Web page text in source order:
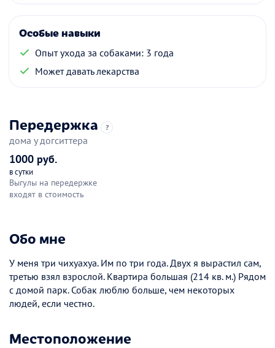
Особые навыки
Опыт ухода за собаками: 3 года
Может давать лекарства
Передержка ?
дома у догситтера
1000 руб.
в сутки
Выгулы на передержке
входят в стоимость
Обо мне
У меня три чихуахуа. Им по три года. Двух я вырастил сам,
третью взял взрослой. Квартира большая (214 кв. м.) Рядом
с домой парк. Собак люблю больше, чем некоторых
людей, если честно.
Местоположение